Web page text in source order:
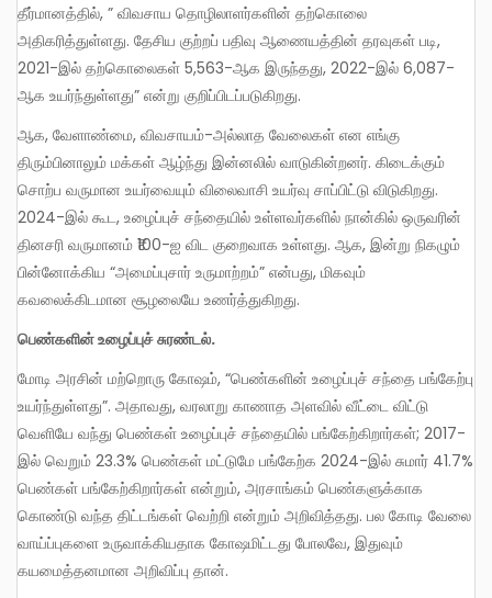
தீர்மானத்தில், ” விவசாய தொழிலாளர்களின் தற்கொலை
அதிகரித்துள்ளது. தேசிய குற்றப் பதிவு ஆணையத்தின் தரவுகள் படி,
2021-இல் தற்கொலைகள் 5,563-ஆக இருந்தது, 2022-இல் 6,087-
ஆக உயர்ந்துள்ளது” என்று குறிப்பிடப்படுகிறது.
ஆக, வேளாண்மை, விவசாயம்-அல்லாத வேலைகள் என எங்கு
திரும்பினாலும் மக்கள் ஆழ்ந்து இன்னலில் வாடுகின்றனர். கிடைக்கும்
சொற்ப வருமான உயர்வையும் விலைவாசி உயர்வு சாப்பிட்டு விடுகிறது.
2024-இல் கூட, உழைப்புச் சந்தையில் உள்ளவர்களில் நான்கில் ஒருவரின்
தினசரி வருமானம் ₹100-ஐ விட குறைவாக உள்ளது. ஆக, இன்று நிகழும்
பின்னோக்கிய “அமைப்புசார் உருமாற்றம்” என்பது, மிகவும்
கவலைக்கிடமான சூழலையே உணர்த்துகிறது.
பெண்களின் உழைப்புச் சுரண்டல்.
மோடி அரசின் மற்றொரு கோஷம், “பெண்களின் உழைப்புச் சந்தை பங்கேற்பு
உயர்ந்துள்ளது”. அதாவது, வரலாறு காணாத அளவில் வீட்டை விட்டு
வெளியே வந்து பெண்கள் உழைப்புச் சந்தையில் பங்கேற்கிறார்கள்; 2017-
இல் வெறும் 23.3% பெண்கள் மட்டுமே பங்கேற்க 2024-இல் சுமார் 41.7%
பெண்கள் பங்கேற்கிறார்கள் என்றும், அரசாங்கம் பெண்களுக்காக
கொண்டு வந்த திட்டங்கள் வெற்றி என்றும் அறிவித்தது. பல கோடி வேலை
வாய்ப்புகளை உருவாக்கியதாக கோஷமிட்டது போலவே, இதுவும்
கயமைத்தனமான அறிவிப்பு தான்.